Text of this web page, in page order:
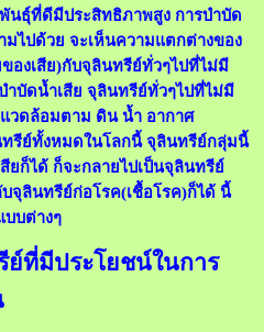
นธุ์ที่ดีมีประสิทธิภาพสูง การบำบัด
ไปด้วย จะเห็นความแตกต่างของ
องเสีย)กับจุลินทรีย์ทั่วๆไปที่ไม่มี
บัดน้ำเสีย จุลินทรีย์ทั่วๆไปที่ไม่มี
วดล้อมตาม ดิน น้ำ อากาศ
รีย์ทั้งหมดในโลกนี้ จุลินทรีย์กลุ่มนี้
ยก็ได้ ก็จะกลายไปเป็นจุลินทรีย์
จุลินทรีย์ก่อโรค(เชื้อโรค)ก็ได้ นี้
บต่างๆ
ที่มีประโยชน์ในการ